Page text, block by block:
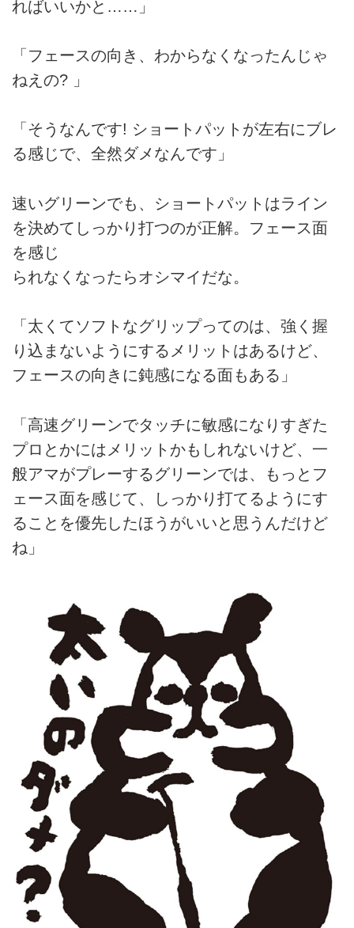
ればいいかと……」
「フェースの向き、わからなくなったんじゃ
ねえの? 」
「そうなんです! ショートパットが左右にブレ
る感じで、全然ダメなんです」
速いグリーンでも、ショートパットはライン
を決めてしっかり打つのが正解。フェース面
を感じ
られなくなったらオシマイだな。
「太くてソフトなグリップってのは、強く握
り込まないようにするメリットはあるけど、
フェースの向きに鈍感になる面もある」
「高速グリーンでタッチに敏感になりすぎた
プロとかにはメリットかもしれないけど、一
般アマがプレーするグリーンでは、もっとフ
ェース面を感じて、しっかり打てるようにす
ることを優先したほうがいいと思うんだけど
ね」